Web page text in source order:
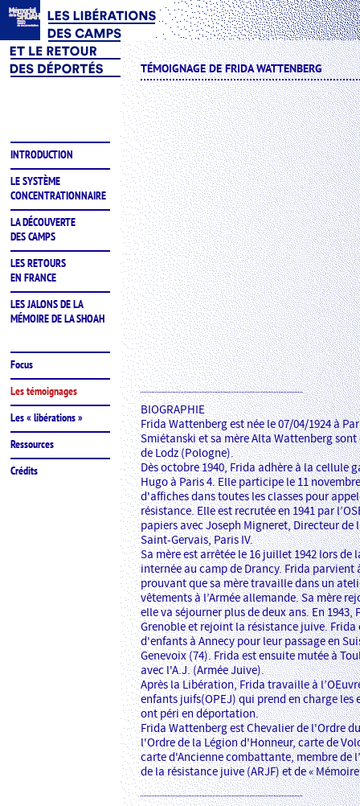
INTRODUCTION
LE SYSTÈME
CONCENTRATIONNAIRE
LA DÉCOUVERTE
DES CAMPS
LES RETOURS
EN FRANCE
LES JALONS DE LA
MÉMOIRE DE LA SHOAH
Focus
Les témoignages
Les « libérations »
Ressources
Crédits
TÉMOIGNAGE DE FRIDA WATTENBERG
BIOGRAPHIE
Frida Wattenberg est née le 07/04/1924 à
Smiétanski et sa mère Alta Wattenberg
de Lodz (Pologne).
Dès octobre 1940, Frida adhère à la cellule
Hugo à Paris 4. Elle participe le 11
d'affiches dans toutes les classes pour
résistance. Elle est recrutée en 1941 par
papiers avec Joseph Migneret, Directeur
Saint-Gervais, Paris IV.
Sa mère est arrêtée le 16 juillet 1942 lors de
internée au camp de Drancy. Frida
prouvant que sa mère travaille dans un
vêtements à l’Armée allemande. Sa mère
elle va séjourner plus de deux ans. En
Grenoble et rejoint la résistance juive.
d'enfants à Annecy pour leur passage en
Genevoix (74). Frida est ensuite mutée à
avec l'A.J. (Armée Juive).
Après la Libération, Frida travaille à
enfants juifs(OPEJ) qui prend en charge les
ont péri en déportation.
Frida Wattenberg est Chevalier de l'Ordre
l'Ordre de la Légion d'Honneur, carte de
carte d'Ancienne combattante, membre de
de la résistance juive (ARJF) et de «